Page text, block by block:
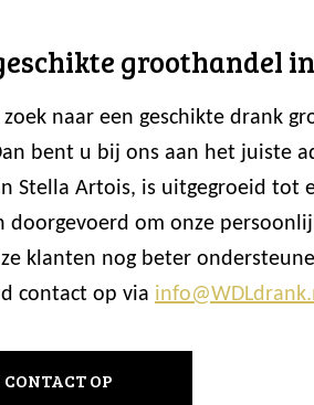
groothandel
naar een geschikte drank
bent u bij ons aan het juiste
Stella Artois, is uitgegroeid
doorgevoerd om onze
klanten nog beter
contact op via
OP